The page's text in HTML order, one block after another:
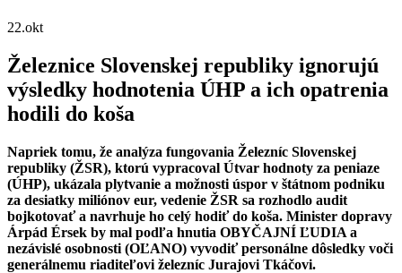
22.okt
Železnice Slovenskej republiky ignorujú
výsledky hodnotenia ÚHP a ich opatrenia
hodili do koša
Napriek tomu, že analýza fungovania Železníc Slovenskej
republiky (ŽSR), ktorú vypracoval Útvar hodnoty za peniaze
(ÚHP), ukázala plytvanie a možnosti úspor v štátnom podniku
za desiatky miliónov eur, vedenie ŽSR sa rozhodlo audit
bojkotovať a navrhuje ho celý hodiť do koša. Minister dopravy
Árpád Érsek by mal podľa hnutia OBYČAJNÍ ĽUDIA a
nezávislé osobnosti (OĽANO) vyvodiť personálne dôsledky voči
generálnemu riaditeľovi železníc Jurajovi Tkáčovi.